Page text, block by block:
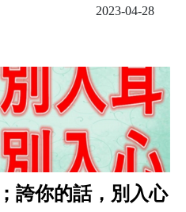
2023-04-28
誇你的話，別入心